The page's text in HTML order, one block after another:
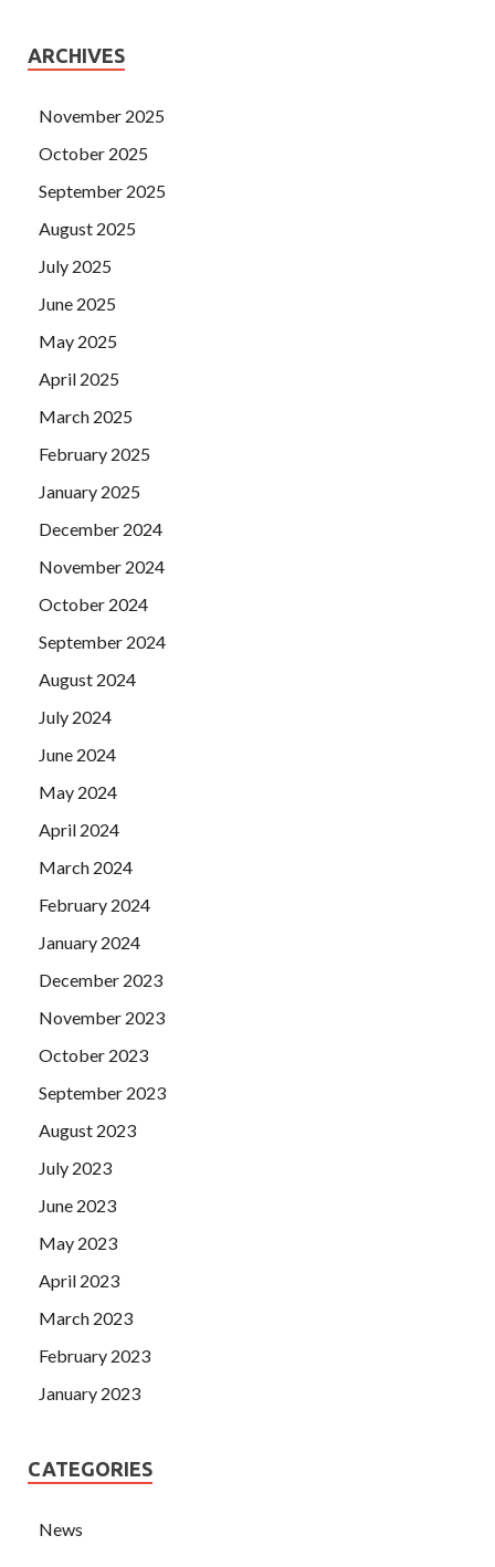
ARCHIVES
November 2025
October 2025
September 2025
August 2025
July 2025
June 2025
May 2025
April 2025
March 2025
February 2025
January 2025
December 2024
November 2024
October 2024
September 2024
August 2024
July 2024
June 2024
May 2024
April 2024
March 2024
February 2024
January 2024
December 2023
November 2023
October 2023
September 2023
August 2023
July 2023
June 2023
May 2023
April 2023
March 2023
February 2023
January 2023
CATEGORIES
News